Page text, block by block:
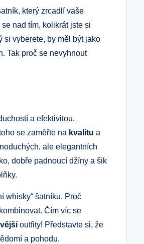
který zrcadlí vaše
nad tím, kolikrát jste si
si vyberete, by měl být jako
Tak proč se nevyhnout
a efektivitou.
se zaměřte na kvalitu a
ale elegantních
dobře padnoucí džíny a šik
whisky“ šatníku. Proč
Čím víc se
outfity! Představte si, že
a pohodu.